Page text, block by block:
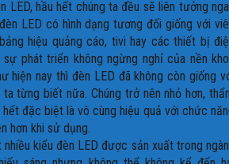
LED, hầu hết chúng ta đều sẽ liên tưởng
LED có hình dạng tương đối giống với
hiệu quảng cáo, tivi hay các thiết bị
phát triển không ngừng nghỉ của nền
hiện nay thì đèn LED đã không còn giống
từng biết nữa. Chúng trở nên nhỏ hơn,
đặc biệt là vô cùng hiệu quả với chức
hơn khi sử dụng.
nhiều kiểu đèn LED được sản xuất trong